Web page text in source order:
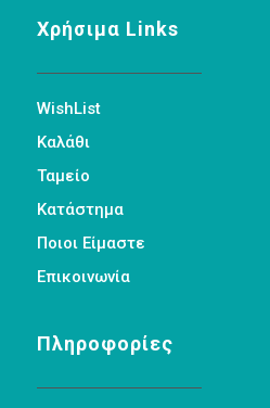
Χρήσιμα Links
WishList
Καλάθι
Ταμείο
Κατάστημα
Ποιοι Είμαστε
Επικοινωνία
Πληροφορίες